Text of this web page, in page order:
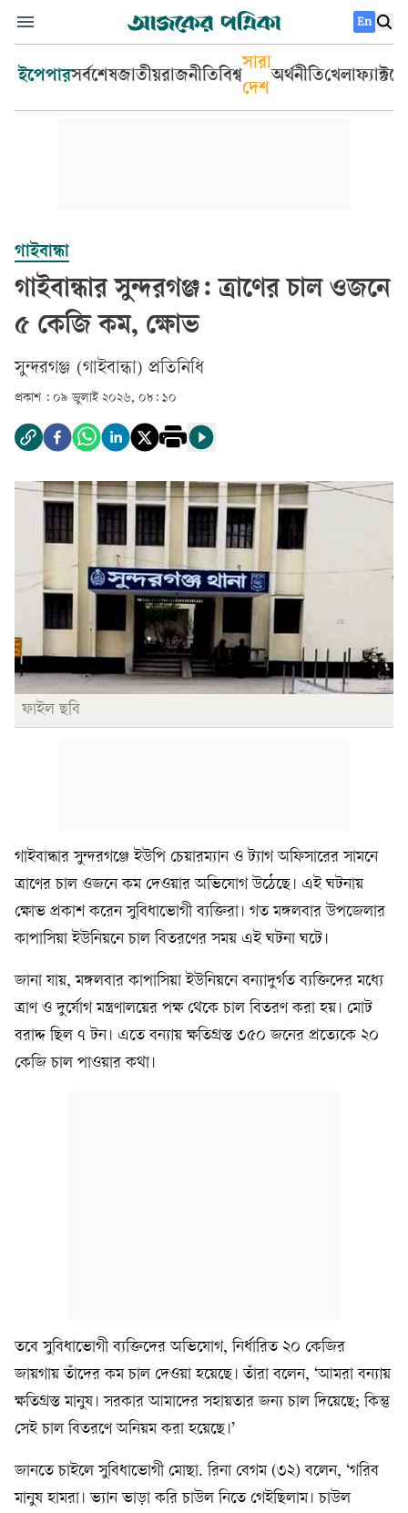
En
ইপেপারসর্বশেষজাতীয়রাজনীতিবিশ্ব
সারা
দেশ
অর্থনীতিখেলা
গাইবান্ধা
গাইবান্ধার সুন্দরগঞ্জ: ত্রাণের চাল ওজনে
৫ কেজি কম, ক্ষোভ
সুন্দরগঞ্জ (গাইবান্ধা) প্রতিনিধি
প্রকাশ : ০৯ জুলাই ২০২৬, ০৮: ১০
ফাইল ছবি
গাইবান্ধার সুন্দরগঞ্জে ইউপি চেয়ারম্যান ও ট্যাগ অফিসারের সামনে
ত্রাণের চাল ওজনে কম দেওয়ার অভিযোগ উঠেছে। এই ঘটনায়
ক্ষোভ প্রকাশ করেন সুবিধাভোগী ব্যক্তিরা। গত মঙ্গলবার উপজেলার
কাপাসিয়া ইউনিয়নে চাল বিতরণের সময় এই ঘটনা ঘটে।
জানা যায়, মঙ্গলবার কাপাসিয়া ইউনিয়নে বন্যাদুর্গত ব্যক্তিদের মধ্যে
ত্রাণ ও দুর্যোগ মন্ত্রণালয়ের পক্ষ থেকে চাল বিতরণ করা হয়। মোট
বরাদ্দ ছিল ৭ টন। এতে বন্যায় ক্ষতিগ্রস্ত ৩৫০ জনের প্রত্যেকে ২০
কেজি চাল পাওয়ার কথা।
তবে সুবিধাভোগী ব্যক্তিদের অভিযোগ, নির্ধারিত ২০ কেজির
জায়গায় তাঁদের কম চাল দেওয়া হয়েছে। তাঁরা বলেন, ‘আমরা বন্যায়
ক্ষতিগ্রস্ত মানুষ। সরকার আমাদের সহায়তার জন্য চাল দিয়েছে; কিন্তু
সেই চাল বিতরণে অনিয়ম করা হয়েছে।’
জানতে চাইলে সুবিধাভোগী মোছা. রিনা বেগম (৩২) বলেন, ‘গরিব
মানুষ হামরা। ভ্যান ভাড়া করি চাউল নিতে গেইছিলাম। চাউল